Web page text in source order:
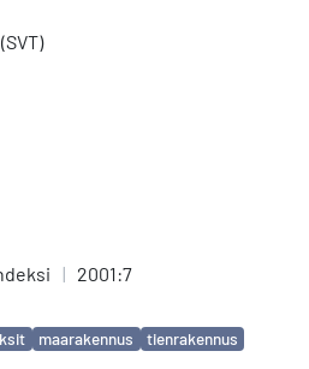
| 2001:7
maarakennus tienrakennus